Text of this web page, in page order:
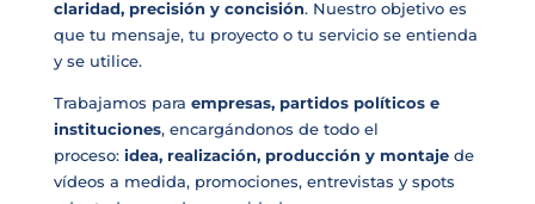
claridad, precisión y concisión. Nuestro objetivo es
que tu mensaje, tu proyecto o tu servicio se entienda
y se utilice.
Trabajamos para empresas, partidos políticos e
instituciones, encargándonos de todo el
proceso: idea, realización, producción y montajede
vídeos a medida, promociones, entrevistas y spots